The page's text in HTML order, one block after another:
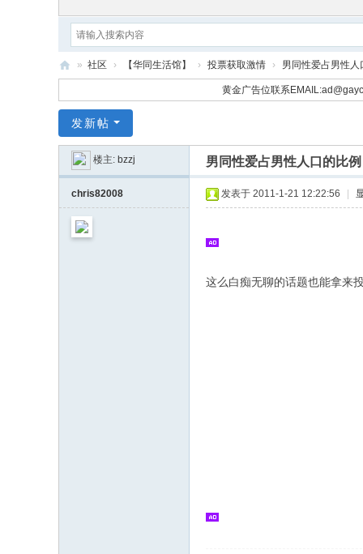
同
|
同
社
» 社区 › 【华同生活馆】 › 投票获取激情 › 男同性爱占男性人
黄金广告位联系EMAIL:
发新帖
楼主: bzzj 男同性爱占男性人口的比
chris82008 发表于 2011-1-21 12:22:56
这么白痴无聊的话题也能拿来